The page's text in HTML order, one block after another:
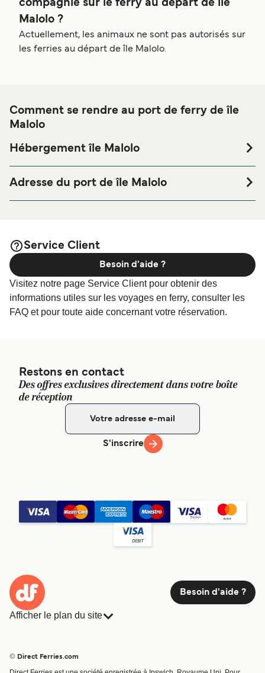
compagnie sur le ferry au départ de île
Malolo ?
Actuellement, les animaux ne sont pas autorisés sur
les ferries au départ de île Malolo.
Comment se rendre au port de ferry de île
Malolo
Hébergement île Malolo
Malolo ou à proximité, avant ou après votre voyage ou si
vous êtes à la recherche de logements pour votre séjour,
Adresse du port de île Malolo
Service Client
Visitez notre page Service Client pour obtenir des
informations utiles sur les voyages en ferry, consulter les
FAQ et pour toute aide concernant votre réservation.
Besoin d'aide ?
Restons en contact
Des offres exclusives directement dans votre boîte
de réception
S'inscrire
Besoin d'aide ?
Afficher le plan du site
© Direct Ferries.com